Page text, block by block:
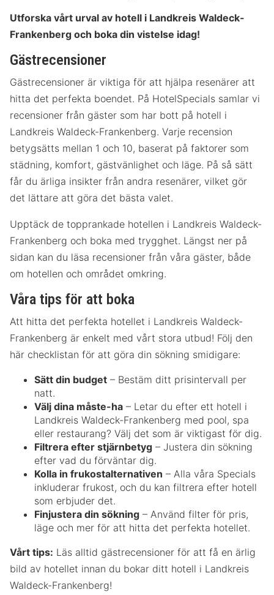
Utforska vårt urval av hotell i Landkreis Waldeck-
Frankenberg och boka din vistelse idag!
Gästrecensioner
Gästrecensioner är viktiga för att hjälpa resenärer att
hitta det perfekta boendet. På HotelSpecials samlar vi
recensioner från gäster som har bott på hotell i
Landkreis Waldeck-Frankenberg. Varje recension
betygsätts mellan 1 och 10, baserat på faktorer som
städning, komfort, gästvänlighet och läge. På så sätt
får du ärliga insikter från andra resenärer, vilket gör
det lättare att göra det bästa valet.
Upptäck de topprankade hotellen i Landkreis Waldeck-
Frankenberg och boka med trygghet. Längst ner på
sidan kan du läsa recensioner från våra gäster, både
om hotellen och området omkring.
Våra tips för att boka
Att hitta det perfekta hotellet i Landkreis Waldeck-
Frankenberg är enkelt med vårt stora utbud! Följ den
här checklistan för att göra din sökning smidigare:
Sätt din budget – Bestäm ditt prisintervall per
natt.
Välj dina måste-ha – Letar du efter ett hotell i
Landkreis Waldeck-Frankenberg med pool, spa
eller restaurang? Välj det som är viktigast för dig.
Filtrera efter stjärnbetyg – Justera din sökning
efter vad du förväntar dig.
Kolla in frukostalternativen – Alla våra Specials
inkluderar frukost, och du kan filtrera efter hotell
som erbjuder det.
Finjustera din sökning – Använd filter för pris,
läge och mer för att hitta det perfekta hotellet.
Vårt tips: Läs alltid gästrecensioner för att få en ärlig
bild av hotellet innan du bokar ditt hotell i Landkreis
Waldeck-Frankenberg!